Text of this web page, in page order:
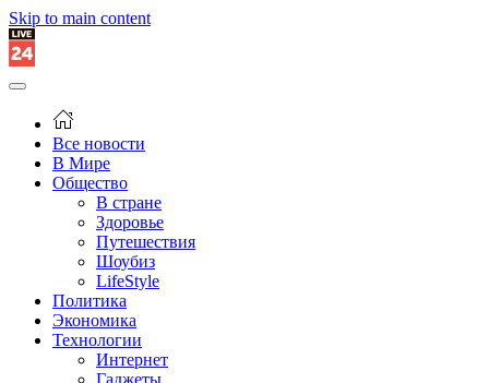
Skip to main content
Все новости
В Мире
Общество
В стране
Здоровье
Путешествия
Шоубиз
LifeStyle
Политика
Экономика
Технологии
Интернет
Гаджеты